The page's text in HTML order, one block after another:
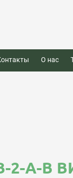
О нас
2-А-В